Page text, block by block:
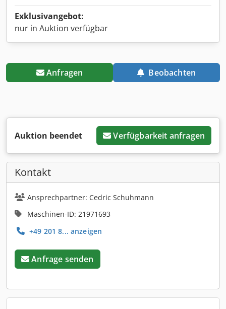
Exklusivangebot:
nur in Auktion verfügbar
Anfragen Beobachten
Auktion beendet Verfügbarkeit anfragen
Kontakt
Ansprechpartner: Cedric Schuhmann
Maschinen-ID: 21971693
+49 201 8... anzeigen
Anfrage senden